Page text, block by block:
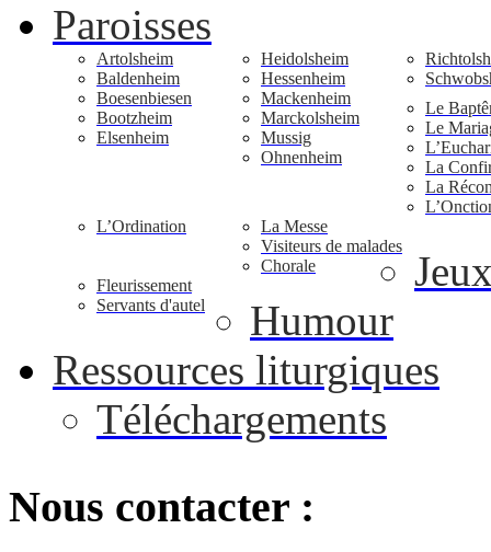
Paroisses
Artolsheim
Baldenheim
Boesenbiesen
Bootzheim
Elsenheim
Heidolsheim
Hessenheim
Mackenheim
Marckolsheim
Mussig
Ohnenheim
Le
Le
La
La
L’Ordination
La Messe
Visiteurs de malades
Chorale
Fleurissement
Servants d'autel
Humour
Ressources liturgiques
Téléchargements
Nous contacter :